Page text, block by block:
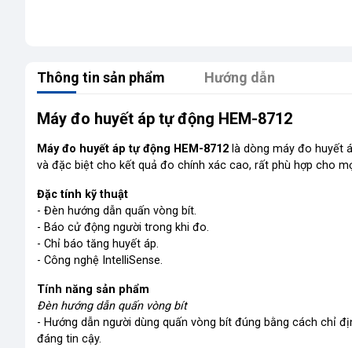
Thông tin sản phẩm Hướng dẫn
Máy đo huyết áp tự động HEM-8712
Máy đo huyết áp tự động HEM-8712 là dòng máy đo huyết
và đặc biệt cho kết quả đo chính xác cao, rất phù hợp cho
Đặc tính kỹ thuật
- Đèn hướng dẫn quấn vòng bít.
- Báo cử động người trong khi đo.
- Chỉ báo tăng huyết áp.
- Công nghệ IntelliSense.
Tính năng sản phẩm
Đèn hướng dẫn quấn vòng bít
- Hướng dẫn người dùng quấn vòng bít đúng bằng cách chỉ
đáng tin cậy.